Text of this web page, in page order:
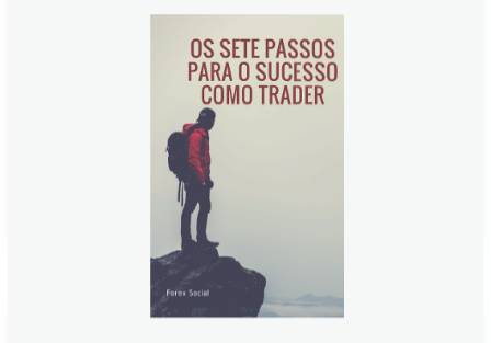
Estrategistas da Scotiabank destacam que o
USD/CAD avança para a região dos 1,37, com o dólar
canadense sob pressão. O par está bem acima do
valor justo estimado em 1,3554, e a supervalorização
do dólar pode impulsionar novas altas no curto prazo,
impulsionada pelo sentimento de mercado.